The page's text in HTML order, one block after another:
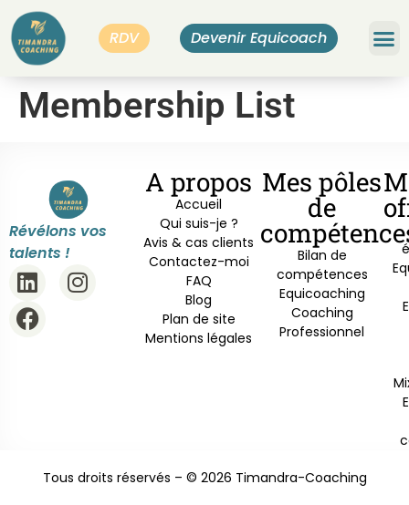
RDV Devenir Equicoach
Membership List
Révélons vos
talents !
A propos
Accueil
Qui suis-je ?
Avis & cas clients
Contactez-moi
FAQ
Blog
Plan de site
Mentions légales
Mes pôles
de
Bilan de
compétences
Equicoaching
Coaching
Professionnel
Tous droits réservés – © 2026 Timandra-Coaching